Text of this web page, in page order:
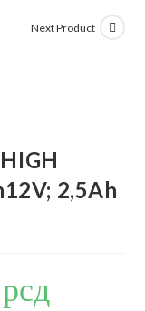
Next Product
2,5Ah
рсдje: